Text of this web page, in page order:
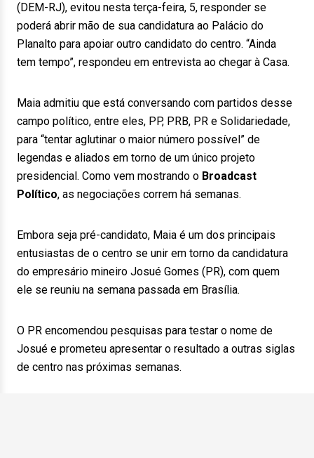
(DEM-RJ), evitou nesta terça-feira, 5, responder se
poderá abrir mão de sua candidatura ao Palácio do
Planalto para apoiar outro candidato do centro. “Ainda
tem tempo”, respondeu em entrevista ao chegar à Casa.
Maia admitiu que está conversando com partidos desse
campo político, entre eles, PP, PRB, PR e Solidariedade,
para “tentar aglutinar o maior número possível” de
legendas e aliados em torno de um único projeto
presidencial. Como vem mostrando o Broadcast
Político, as negociações correm há semanas.
Embora seja pré-candidato, Maia é um dos principais
entusiastas de o centro se unir em torno da candidatura
do empresário mineiro Josué Gomes (PR), com quem
ele se reuniu na semana passada em Brasília.
O PR encomendou pesquisas para testar o nome de
Josué e prometeu apresentar o resultado a outras siglas
de centro nas próximas semanas.